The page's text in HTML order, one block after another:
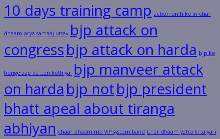
10 days training camp action on hike in char
dhaam arya samaaj utsav bjp attack on
congressbjp attack on harda bjp ke
honge aap ke con kothiyal bjp manveer attack
on harda bjp notbjp president
bhatt apeal about tiranga
abhiyan chaar dhaam me VIP system band Char dhaam yatra ki taiyari